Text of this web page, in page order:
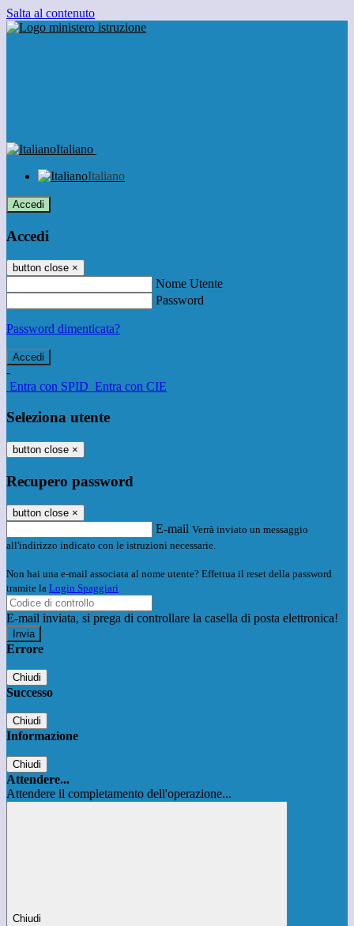
Salta al contenuto
Italiano
Italiano
Accedi
Accedi
button close ×
Nome Utente
Password
Password dimenticata?
-
Entra con SPID Entra con CIE
Seleziona utente
button close ×
Recupero password
button close ×
E-mail Verrà inviato un messaggio
all'indirizzo indicato con le istruzioni necessarie.
Non hai una e-mail associata al nome utente? Effettua il reset della password
tramite la Login Spaggiari
E-mail inviata, si prega di controllare la casella di posta elettronica!
Errore
Chiudi
Successo
Chiudi
Informazione
Chiudi
Attendere...
Attendere il completamento dell'operazione...
Chiudi